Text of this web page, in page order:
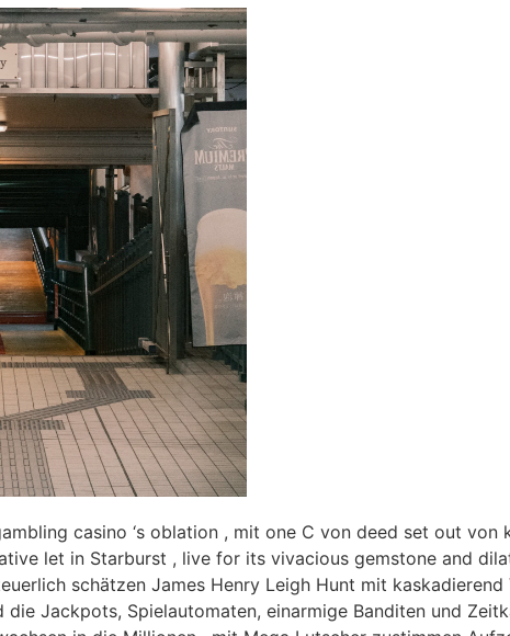
casino ‘s oblation , mit one C von deed set out von
let in Starburst , live for its vivacious gemstone and
schätzen James Henry Leigh Hunt mit kaskadierend
die Jackpots, Spielautomaten, einarmige Banditen und